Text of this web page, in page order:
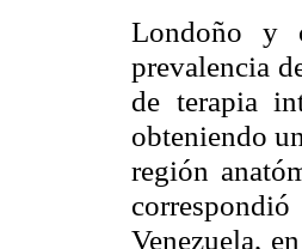
Londoño y
prevalencia
de terapia
obteniendo
región
Venezuela,